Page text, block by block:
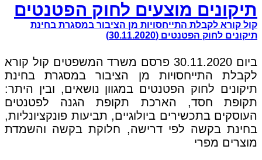
תיקונים מוצעים לחוק הפטנטים
קול קורא לקבלת התייחסויות מן הציבור במסגרת בחינת
תיקונים לחוק הפטנטים (30.11.2020)
ביום 30.11.2020 פרסם משרד המשפטים קול קורא
לקבלת התייחסויות מן הציבור במסגרת בחינת
תיקונים לחוק הפטנטים במגוון נושאים, ובין היתר:
תקופת חסד, הארכת תקופת הגנה לפטנטים
העוסקים בתכשירים ביולוגיים, תביעות פונקציונליות,
בחינת בקשה לפי דרישה, חלוקת בקשה והשמדת
מוצרים מפרי